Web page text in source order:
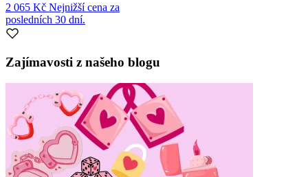
2 065 Kč Nejnižší cena za
posledních 30 dní.
Zajímavosti z našeho blogu